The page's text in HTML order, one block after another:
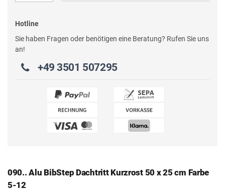
Hotline
Sie haben Fragen oder benötigen eine Beratung? Rufen Sie uns
an!
+49 3501 507295
090.. Alu BibStep Dachtritt Kurzrost 50 x 25 cm Farbe
5-12